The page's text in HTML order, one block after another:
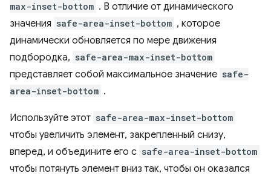
max-inset-bottom . В отличие от динамического
значения safe-area-inset-bottom , которое
динамически обновляется по мере движения
подбородка, safe-area-max-inset-bottom
представляет собой максимальное значение safe-
area-inset-bottom .
Используйте этот safe-area-max-inset-bottom
чтобы увеличить элемент, закрепленный снизу,
вперед, и объедините его с safe-area-inset-bottom
чтобы потянуть элемент вниз так, чтобы он оказался